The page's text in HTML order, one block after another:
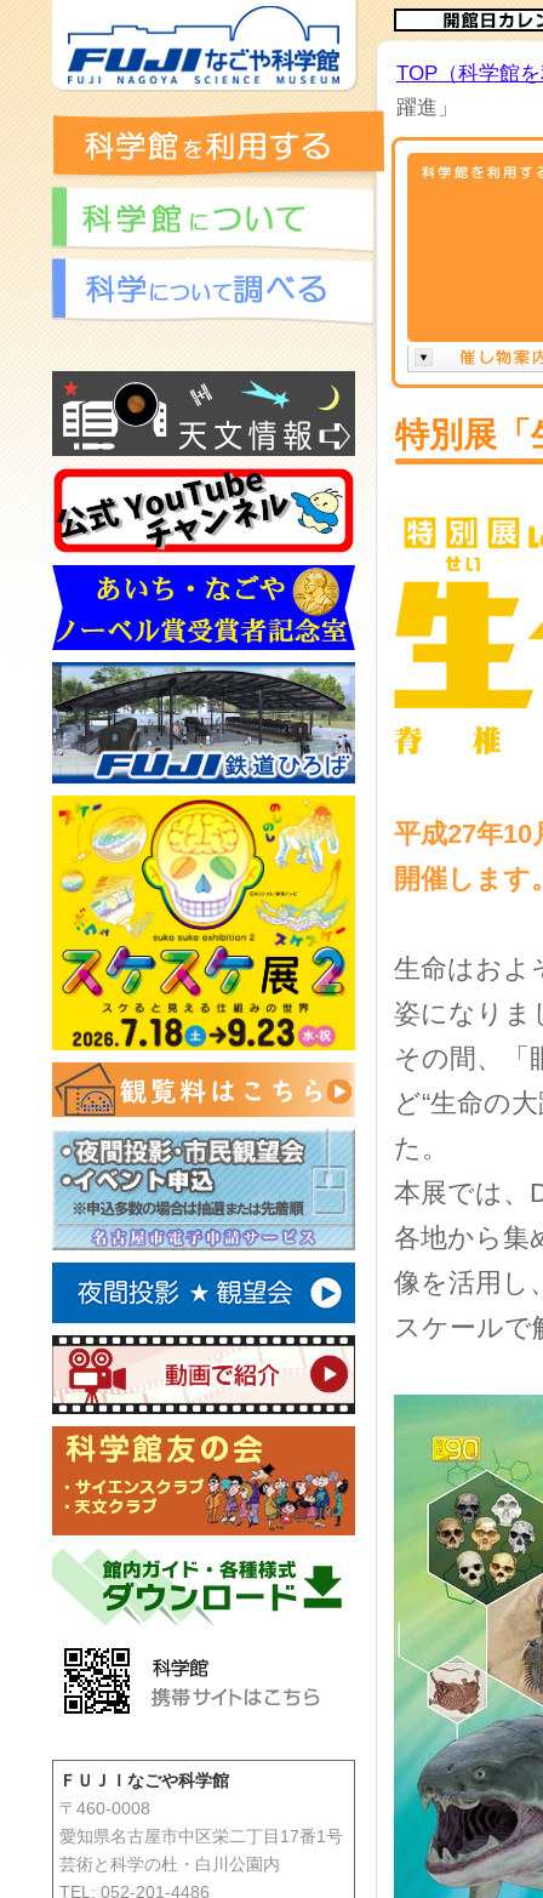
TOP（科学館
躍進」
特別展「
平成27年10
開催します
生命はおよ
姿になりま
その間、「
ど“生命の
た。
本展では、
各地から集
像を活用し
スケールで
ＦＵＪＩなごや科学館
〒460-0008
愛知県名古屋市中区栄二丁目17番1号
芸術と科学の杜・白川公園内
TEL: 052-201-4486